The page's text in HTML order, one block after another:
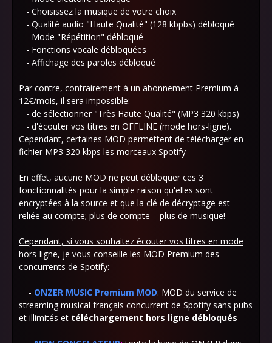
- Choisissez la musique de votre choix
- Qualité audio "Haute Qualité" (128 kbpbs) débloqué
- Mode "Répétition" débloqué
- Fonctions vocale débloquées
- Affichage des paroles débloqué
Par contre, contrairement à un abonnement Premium à
12€/mois, il sera impossible:
- de sélectionner "Très Haute Qualité" (MP3 320 kbps)
- d'écouter vos titres en OFFLINE (mode hors-ligne).
Cependant, certaines MOD permettent de télécharger en
fichier MP3 320 kbps les morceaux Spotify
En effet, aucune MOD ne peut débloquer ces 3
fonctionnalités pour la simple raison qu'elles sont
encryptées à la source et que la clé de décryptage est
reliée au compte; plus de compte = plus de musique!
Cependant, si vous souhaitez écouter vos titres en mode
hors-ligne, je vous conseille les MOD Premium des
concurrents de Spotify:
- ONZER MUSIC Premium MOD: MOD du service de
streaming musical français concurrent de Spotify sans pubs
et illimités et téléchargement hors ligne débloqués